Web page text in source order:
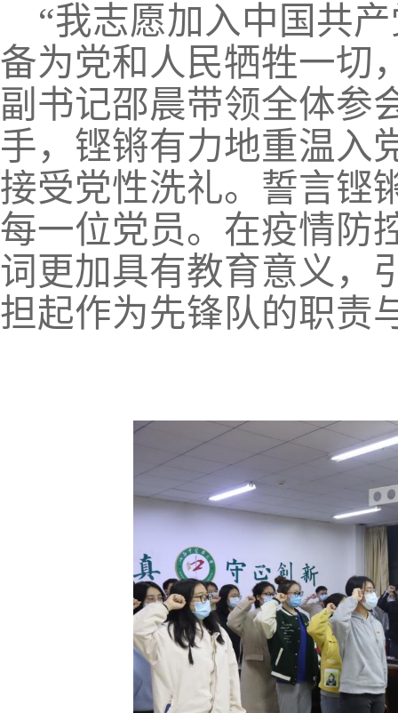
“我志愿加入中国共
备为党和人民牺牲一切
副书记邵晨带领全体参
手，铿锵有力地重温入
接受党性洗礼。誓言铿
每一位党员。在疫情防
词更加具有教育意义，
担起作为先锋队的职责